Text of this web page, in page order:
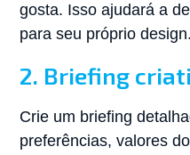
gosta. Isso ajudará a
para seu próprio design.
2. Briefing
Crie um briefing
preferências, valores